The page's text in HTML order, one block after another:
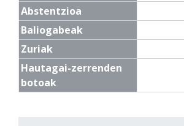
Abstentzioa
Baliogabeak
Zuriak
Hautagai-zerrenden
botoak